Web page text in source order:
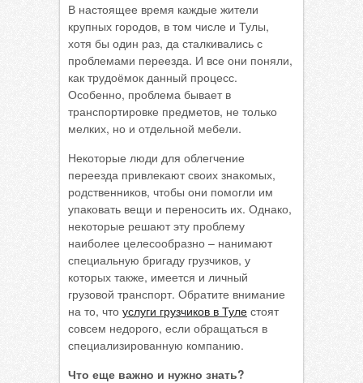
В настоящее время каждые жители
крупных городов, в том числе и Тулы,
хотя бы один раз, да сталкивались с
проблемами переезда. И все они поняли,
как трудоёмок данный процесс.
Особенно, проблема бывает в
транспортировке предметов, не только
мелких, но и отдельной мебели.
Некоторые люди для облегчение
переезда привлекают своих знакомых,
родственников, чтобы они помогли им
упаковать вещи и переносить их. Однако,
некоторые решают эту проблему
наиболее целесообразно – нанимают
специальную бригаду грузчиков, у
которых также, имеется и личный
грузовой транспорт. Обратите внимание
на то, что услуги грузчиков в Туле стоят
совсем недорого, если обращаться в
специализированную компанию.
Что еще важно и нужно знать?